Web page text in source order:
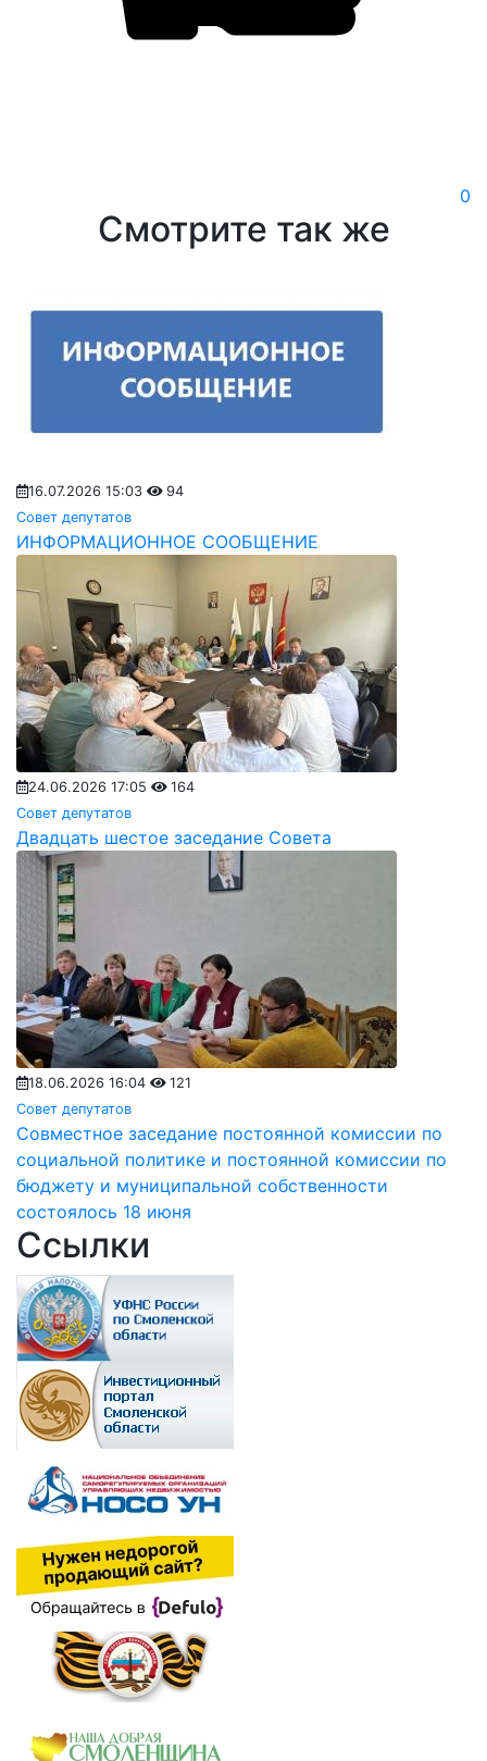
0
Смотрите так же
16.07.2026 15:03
94
Совет депутатов
ИНФОРМАЦИОННОЕ СООБЩЕНИЕ
24.06.2026 17:05
164
Совет депутатов
Двадцать шестое заседание Совета
18.06.2026 16:04
121
Совет депутатов
Совместное заседание постоянной комиссии по
социальной политике и постоянной комиссии по
бюджету и муниципальной собственности
состоялось 18 июня
Ссылки